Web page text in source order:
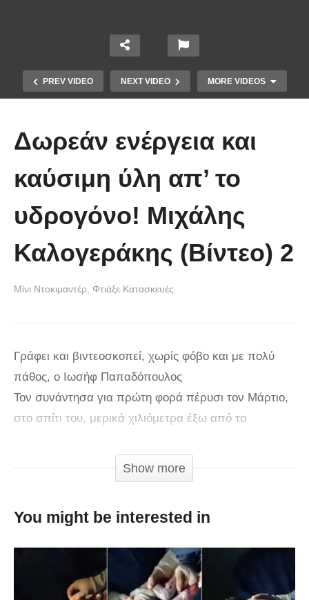
PREV VIDEO NEXT VIDEO MORE VIDEOS
Άκολη: Η ελληνική παραλία με τα
βάθος
Δωρεάν ενέργεια και
καύσιμη ύλη απ’ το
υδρογόνο! Μιχάλης
Καλογεράκης (Βίντεο) 2
Μίνι Ντοκιμαντέρ Φτιάξε Κατασκευές
Γράφει και βιντεοσκοπεί, χωρίς φόβο και με πολύ
πάθος, ο Ιωσήφ Παπαδόπουλος
Τον συνάντησα για πρώτη φορά πέρυσι τον Μάρτιο,
στο σπίτι του, μερικά χιλιόμετρα έξω από το
έμεινα σε συνεχή επαφή μαζί του περιμένοντας με
αγωνία την ολοκλήρωση του σχεδίου του και τα
ΜΙΧΑΛΗΣ
Show more
You might be interested in